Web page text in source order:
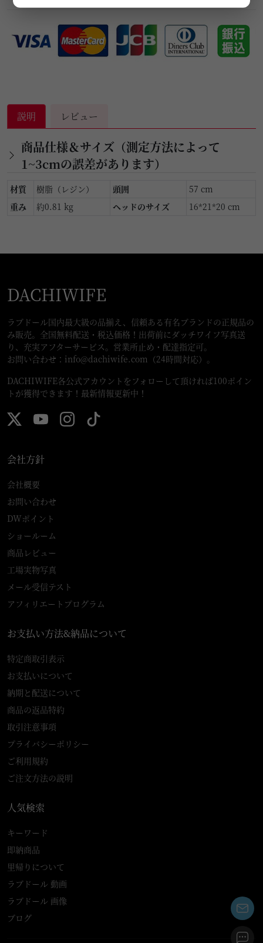
説明 レビュー
商品仕様＆サイズ（測定方法によって
1~3cmの誤差があります）
材質 樹脂（レジン） 頭囲
57 cm
重み
約0.81 kg ヘッドのサイズ 16*21*20 cm
DACHIWIFE
ラブドール国内最大級の品揃え、信頼ある有名ブランドの正規品の
み販売。全国無料配送・税込価格！出荷前にダッチワイフ写真送
り、充実アフターサービス。営業所止め・配達指定可。
お問い合わせ： info@dachiwife.com （24時間対応）。
DACHIWIFE各公式アカウントをフォローして頂ければ100ポイン
トが獲得できます！最新情報更新中！
会社方針
会社概要
お問い合わせ
DWポイント
ショールーム
商品レビュー
工場実物写真
メール受信テスト
アフィリエートプログラム
お支払い方法&納品について
特定商取引表示
お支払いについて
納期と配送について
商品の返品特約
取引注意事項
プライバシーポリシー
ご利用規約
ご注文方法の説明
人気検索
キーワード
即納商品
里帰りについて
ラブドール 動画
ラブドール 画像
ブログ